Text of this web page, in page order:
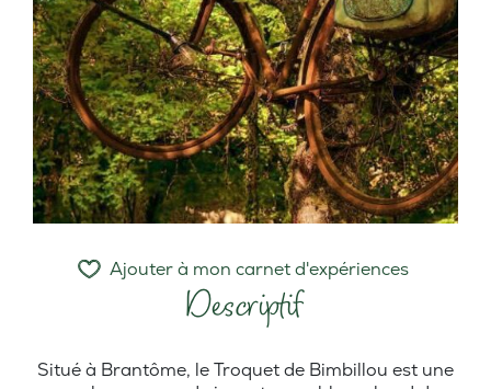
Descriptif
Ajouter à mon carnet d'expériences
Situé à Brantôme, le Troquet de Bimbillou est une